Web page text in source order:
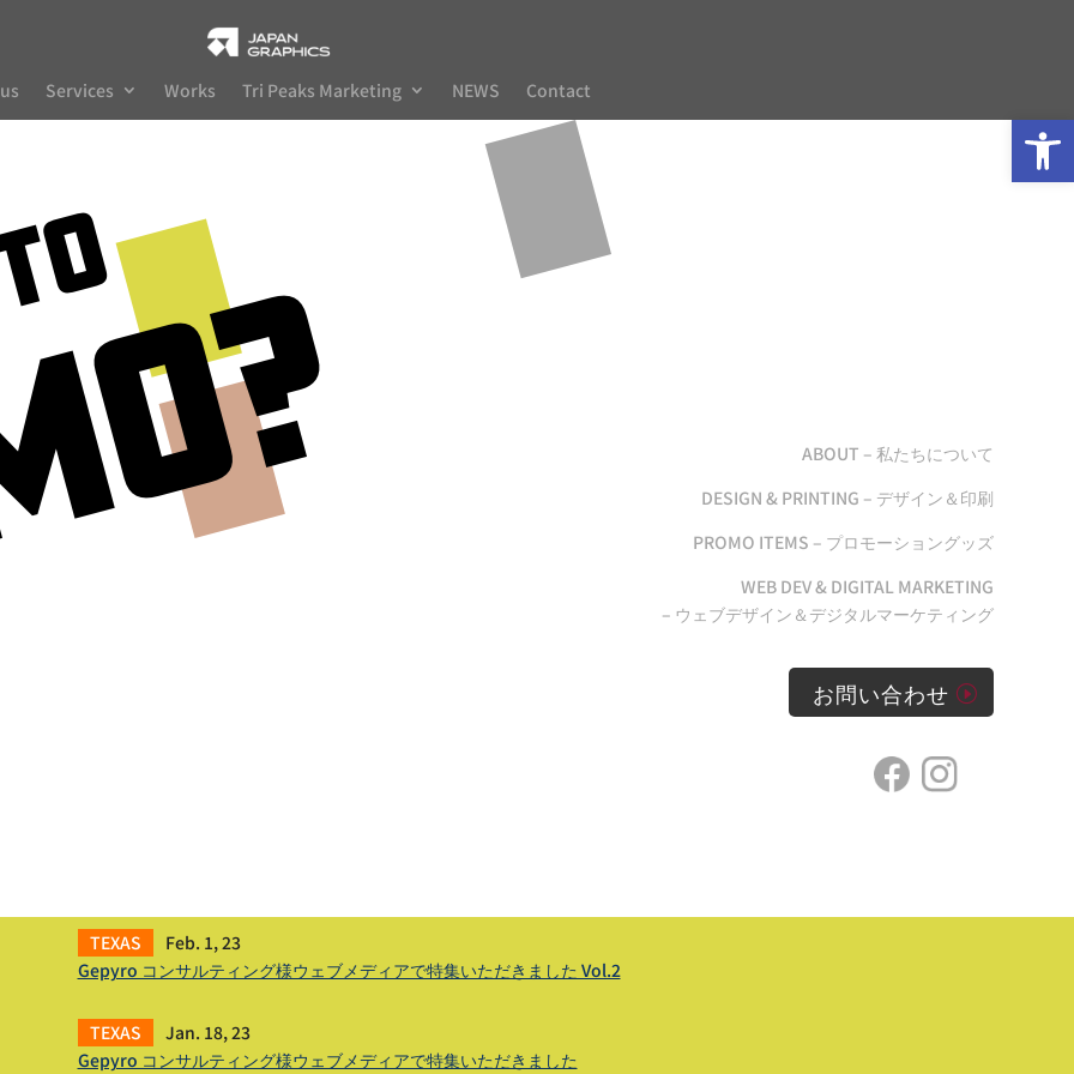
Services Works Tri Peaks Marketing NEWS Contact
ABOUT – 私たちについて
DESIGN & PRINTING – デザイン＆印刷
PROMO ITEMS – プロモーショングッズ
WEB DEV & DIGITAL MARKETING
– ウェブデザイン＆デジタルマーケティング
お問い合わせ
Feb. 1, 23
Gepyro コンサルティング様ウェブメディアで特集いただきました Vol.2
Jan. 18, 23
Gepyro コンサルティング様ウェブメディアで特集いただきました